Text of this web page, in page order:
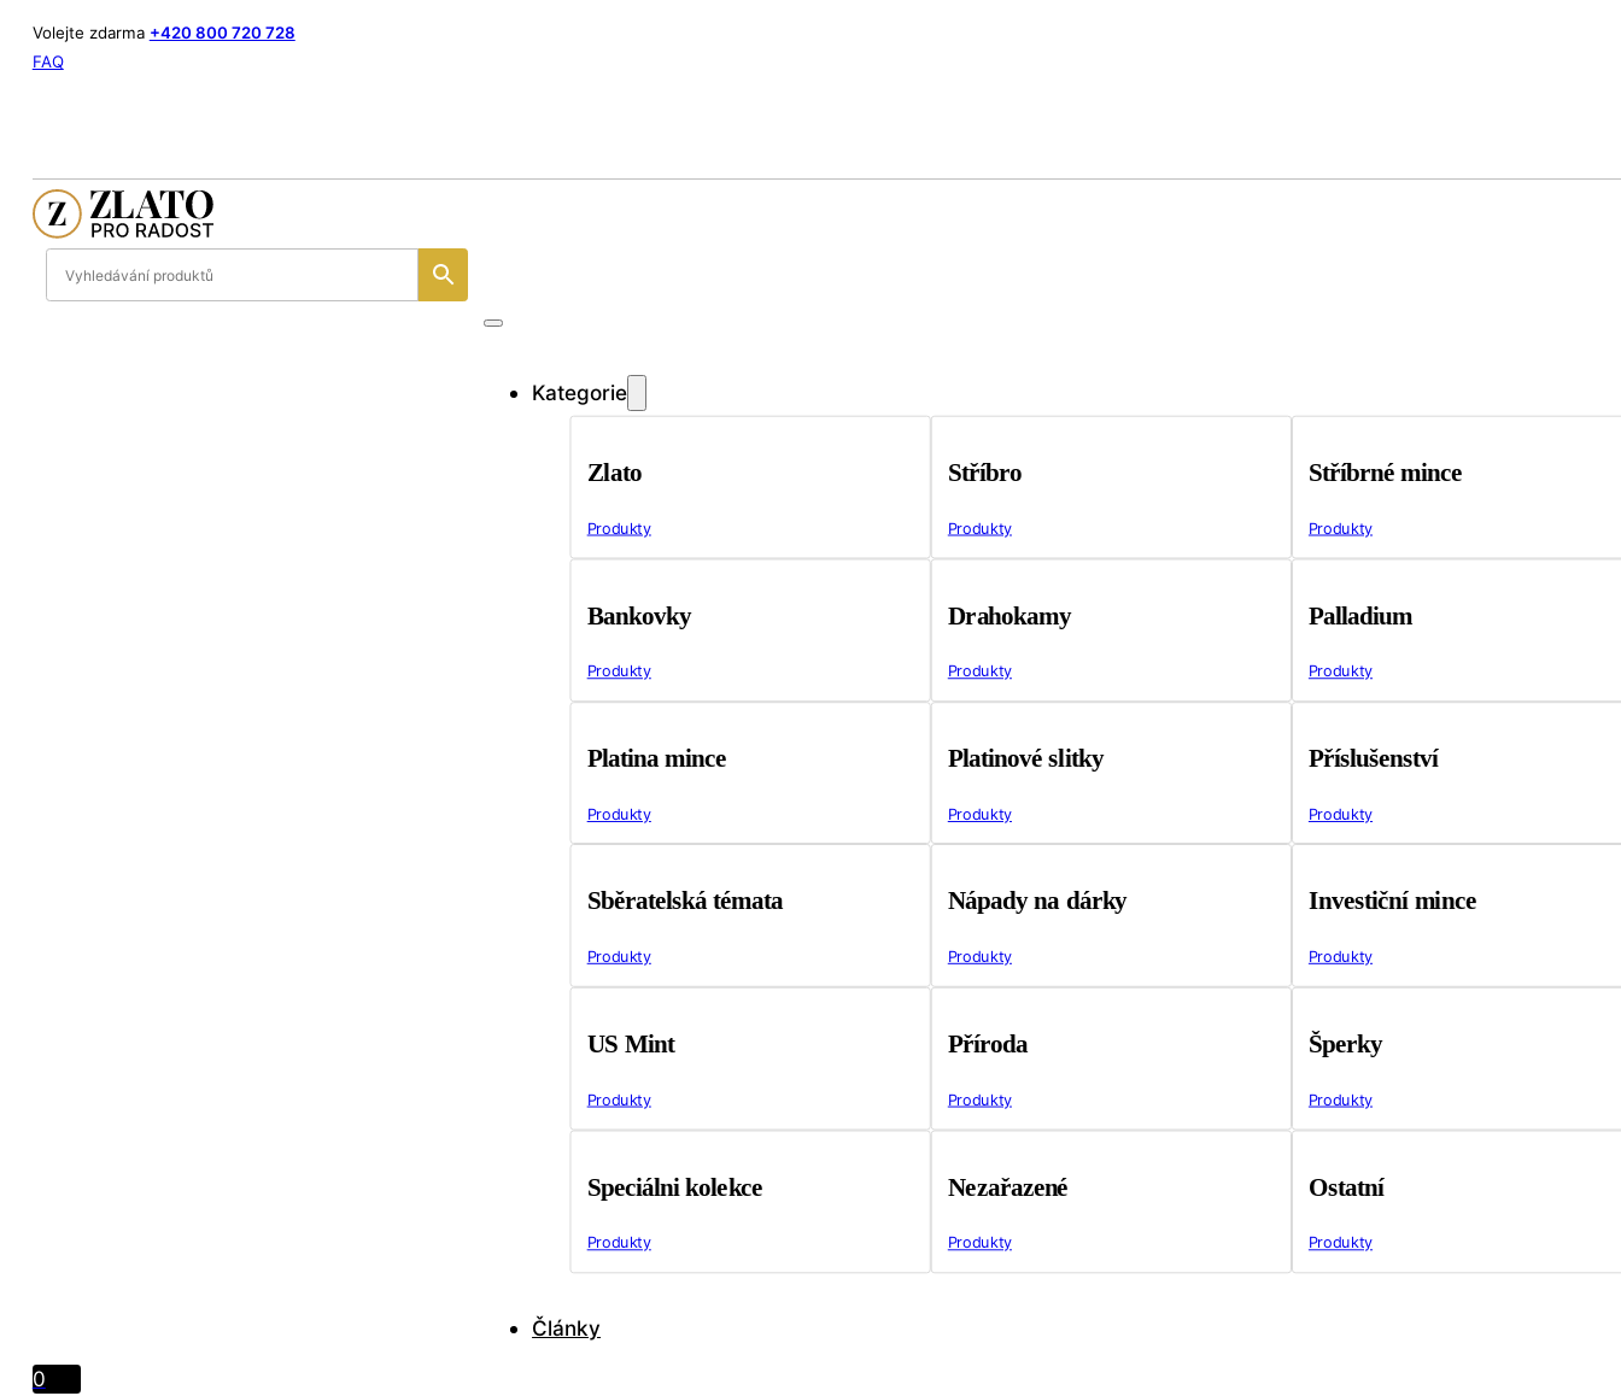
Volejte zdarma +420 800 720 728
FAQ
Kategorie
Zlato
Produkty
Stříbro
Produkty
Stříbrné mince
Produkty
Bankovky
Produkty
Drahokamy
Produkty
Palladium
Produkty
Platina mince
Produkty
Platinové slitky
Produkty
Příslušenství
Produkty
Sběratelská témata
Produkty
Nápady na dárky
Produkty
Investiční mince
Produkty
US Mint
Produkty
Příroda
Produkty
Šperky
Produkty
Speciálni kolekce
Produkty
Nezařazené
Produkty
Ostatní
Produkty
Články
0